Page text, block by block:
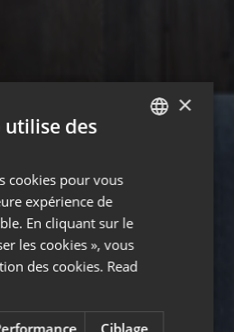
×
utilise des
cookies pour vous
expérience de
En cliquant sur le
les cookies », vous
des cookies. Read
Ciblage